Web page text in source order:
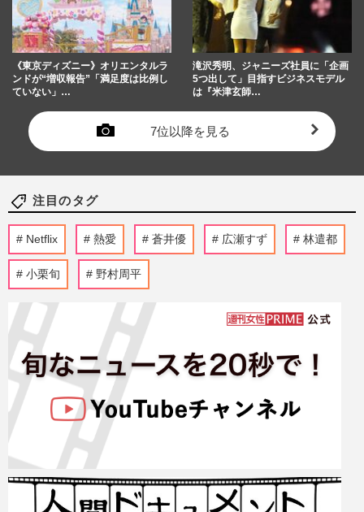
《東京ディズニー》オリエンタルラ
ンドが“増収報告”「満足度は比例し
ていない」…
滝沢秀明、ジャニーズ社員に「企画
5つ出して」目指すビジネスモデル
は『米津玄師…
7位以降を見る
注目のタグ
Netflix 熱愛 蒼井優 広瀬すず 林遣都
小栗旬 野村周平